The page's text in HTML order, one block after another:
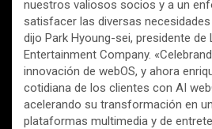
nuestros valiosos socios y a un
satisfacer las diversas
dijo Park Hyoung-sei, presidente de
Entertainment Company.
innovación de webOS, y ahora
cotidiana de los clientes con AI
acelerando su transformación en
plataformas multimedia y de